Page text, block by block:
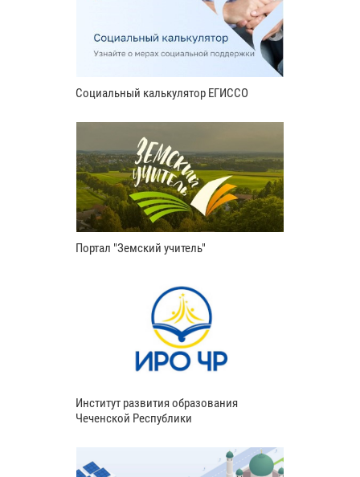
Социальный калькулятор ЕГИССО
Портал "Земский учитель"
Институт развития образования
Чеченской Республики